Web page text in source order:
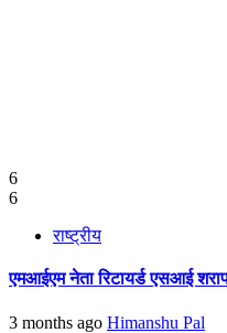
6
6
राष्ट्रीय
एमआईएम नेता रिटायर्ड एसआई
3 months ago Himanshu Pal